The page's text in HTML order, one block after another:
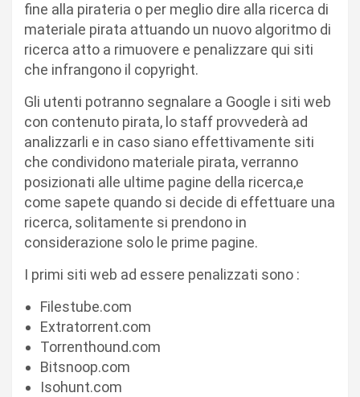
fine alla pirateria o per meglio dire alla ricerca di
materiale pirata attuando un nuovo algoritmo di
ricerca atto a rimuovere e penalizzare qui siti
che infrangono il copyright.
Gli utenti potranno segnalare a Google i siti web
con contenuto pirata, lo staff provvederà ad
analizzarli e in caso siano effettivamente siti
che condividono materiale pirata, verranno
posizionati alle ultime pagine della ricerca,e
come sapete quando si decide di effettuare una
ricerca, solitamente si prendono in
considerazione solo le prime pagine.
I primi siti web ad essere penalizzati sono :
Filestube.com
Extratorrent.com
Torrenthound.com
Bitsnoop.com
Isohunt.com